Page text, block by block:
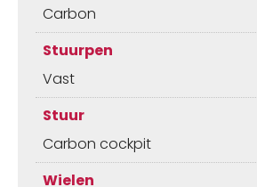
Carbon
Stuurpen
Vast
Stuur
Carbon cockpit
Wielen